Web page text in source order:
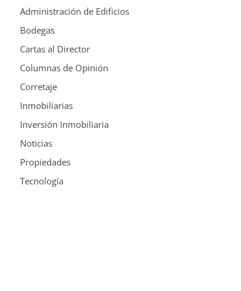
Administración de Edificios
Bodegas
Cartas al Director
Columnas de Opinión
Corretaje
Inmobiliarias
Inversión Inmobiliaria
Noticias
Propiedades
Tecnología